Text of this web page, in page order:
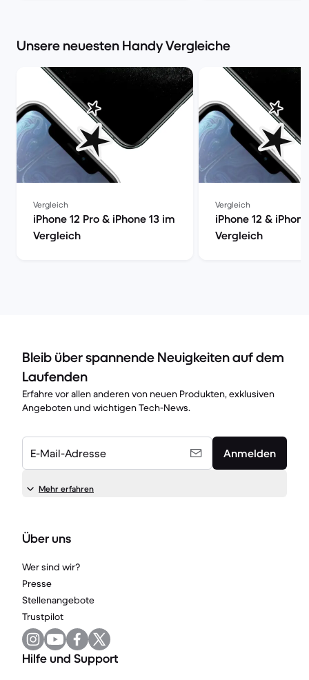
Unsere neuesten Handy Vergleiche
Vergleich
iPhone 12 Pro & iPhone 13 im
Vergleich
Vergleich
iPhone 12 &
Vergleich
Bleib über spannende Neuigkeiten auf dem
Laufenden
Erfahre vor allen anderen von neuen Produkten, exklusiven
Angeboten und wichtigen Tech-News.
E-Mail-Adresse Anmelden
Mehr erfahren
Über uns
Wer sind wir?
Presse
Stellenangebote
Trustpilot
Hilfe und Support